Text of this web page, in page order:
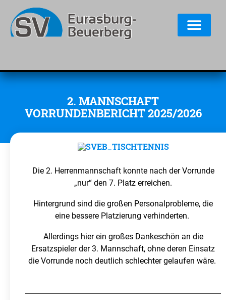
2. MANNSCHAFT
VORRUNDENBERICHT 2025/2026
Die 2. Herrenmannschaft konnte nach der Vorrunde
„nur“ den 7. Platz erreichen.
Hintergrund sind die großen Personalprobleme, die
eine bessere Platzierung verhinderten.
Allerdings hier ein großes Dankeschön an die
Ersatzspieler der 3. Mannschaft, ohne deren Einsatz
die Vorrunde noch deutlich schlechter gelaufen wäre.